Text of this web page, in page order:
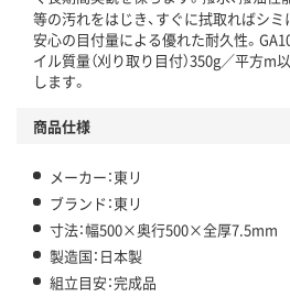
等の汚れをはじき、すぐに拭取ればシ
安心の目付量による優れた耐久性。
イル質量（刈り取り目付）350g／平方m
します。
商品仕様
メーカー：東リ
ブランド：東リ
寸法：幅500×奥行500×全厚7.5mm
製造国：日本製
組立目安：完成品